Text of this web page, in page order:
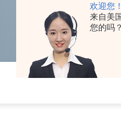
欢迎您！
来自美
您的吗？